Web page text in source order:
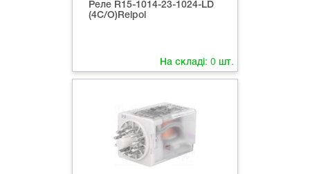
Реле R15-1014-23-1024-LD
(4C/O)Relpol
На складі: 0 шт.